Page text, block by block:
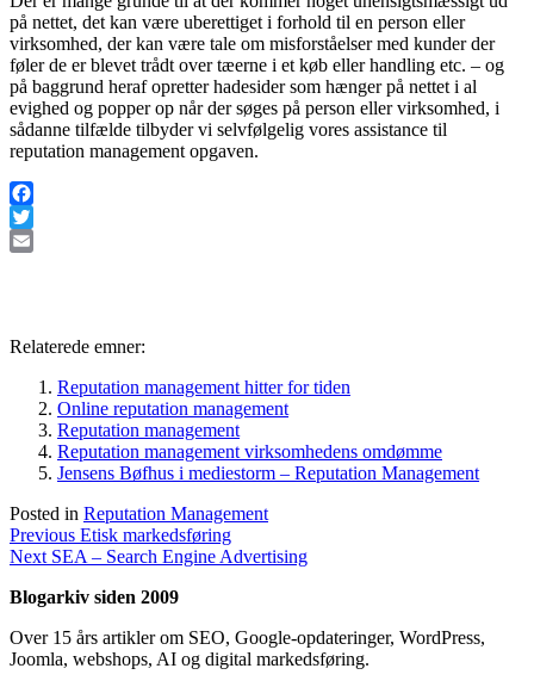
på nettet, det kan være uberettiget i forhold til en person eller
virksomhed, der kan være tale om misforståelser med kunder der
føler de er blevet trådt over tæerne i et køb eller handling etc. – og
på baggrund heraf opretter hadesider som hænger på nettet i al
evighed og popper op når der søges på person eller virksomhed, i
sådanne tilfælde tilbyder vi selvfølgelig vores assistance til
reputation management opgaven.
Facebook
Twitter
Relaterede emner:
Reputation management hitter for tiden
Online reputation management
Reputation management
Reputation management virksomhedens omdømme
Jensens Bøfhus i mediestorm – Reputation Management
Posted in Reputation Management
Indlægsnavigation
Previous Previous
post:
Etisk markedsføring
Next Next
SEA – Search Engine Advertising
Blogarkiv siden 2009
Over 15 års artikler om SEO, Google-opdateringer, WordPress,
Joomla, webshops, AI og digital markedsføring.